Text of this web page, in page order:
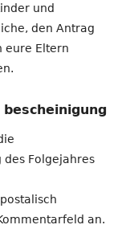
und
den Antrag
eure Eltern
des Folgejahres
an.